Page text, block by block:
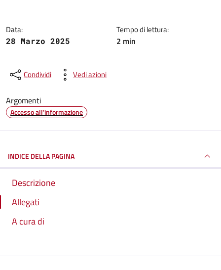
Data:
28 Marzo 2025
Tempo di lettura:
2 min
Condividi Vedi azioni
Argomenti
Accesso all'informazione
INDICE DELLA PAGINA
Descrizione
Allegati
A cura di